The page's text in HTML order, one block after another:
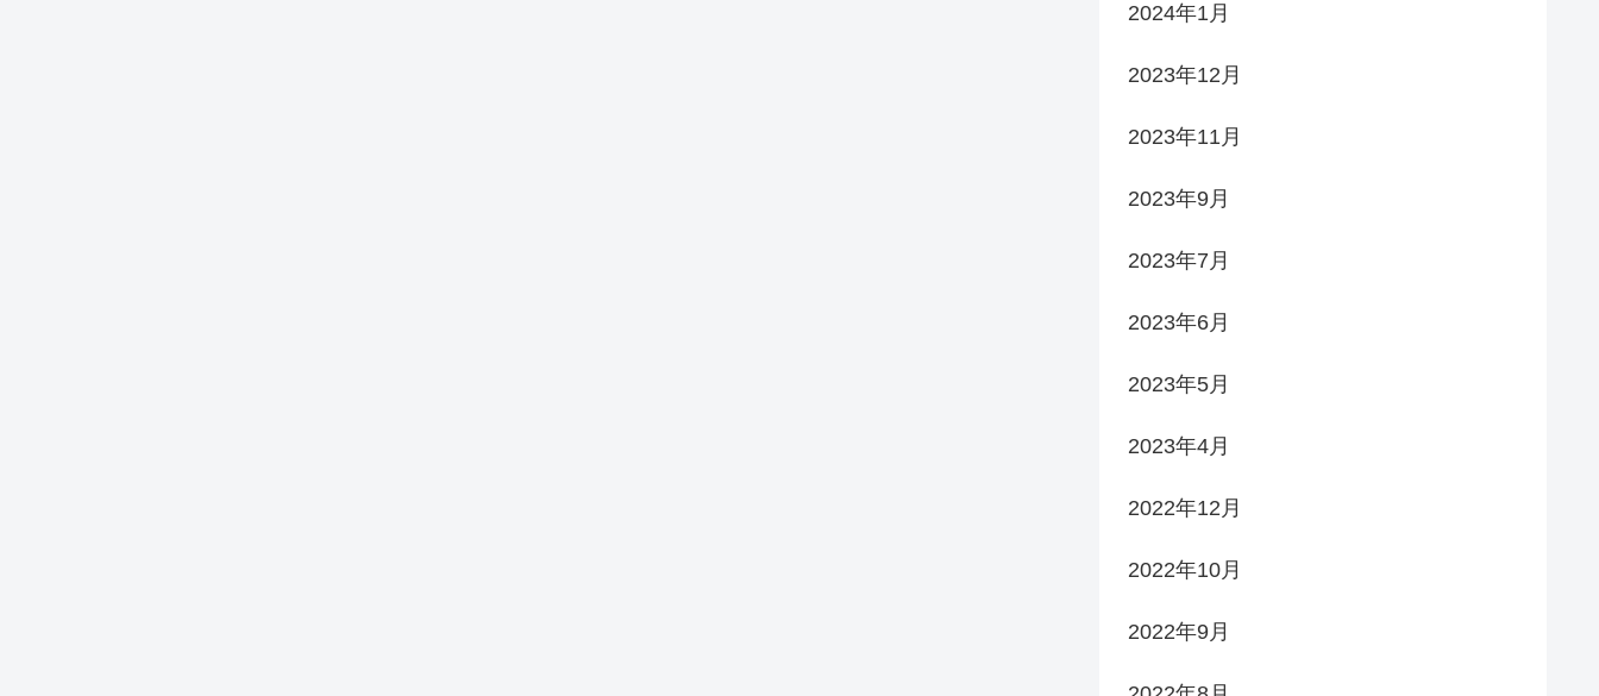
2024年1月
2023年12月
2023年11月
2023年9月
2023年7月
2023年6月
2023年5月
2023年4月
2022年12月
2022年10月
2022年9月